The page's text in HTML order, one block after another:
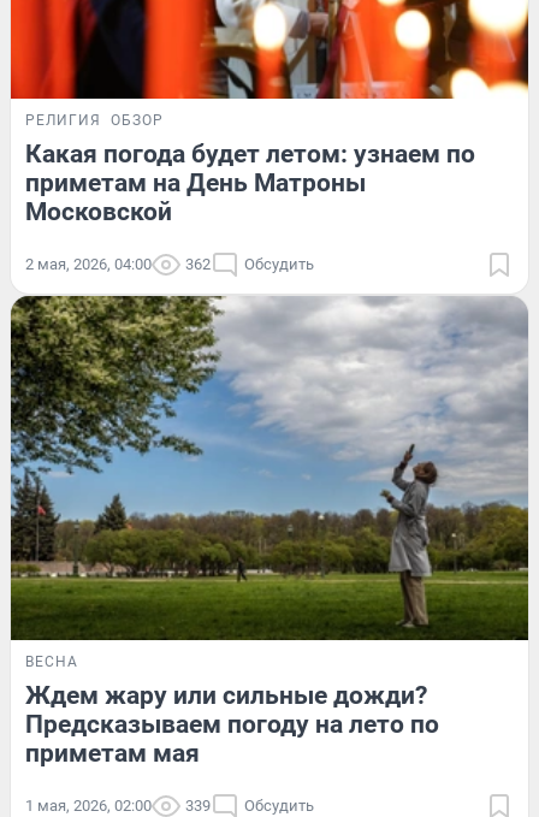
РЕЛИГИЯ ОБЗОР
Какая погода будет летом: узнаем по
приметам на День Матроны
Московской
2 мая, 2026, 04:00 362 Обсудить
ВЕСНА
Ждем жару или сильные дожди?
Предсказываем погоду на лето по
приметам мая
1 мая, 2026, 02:00 339 Обсудить